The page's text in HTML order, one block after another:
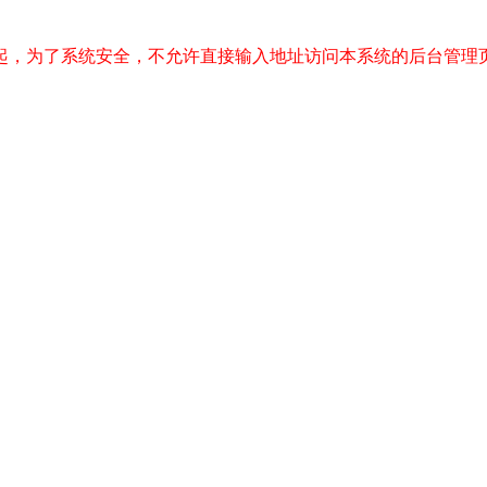
，为了系统安全，不允许直接输入地址访问本系统的后台管理